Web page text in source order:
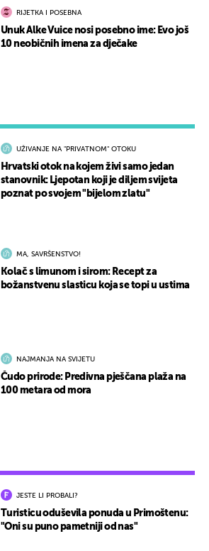
JESTE LI PROBALI?
Turisticu oduševila ponuda u Primoštenu:
"Oni su puno pametniji od nas"
UŽIVANJE NA "PRIVATNOM" OTOKU
Hrvatski otok na kojem živi samo jedan
stanovnik: Ljepotan koji je diljem svijeta
poznat po svojem "bijelom zlatu"
MA, SAVRŠENSTVO!
Kolač s limunom i sirom: Recept za
božanstvenu slasticu koja se topi u ustima
NAJMANJA NA SVIJETU
Čudo prirode: Predivna pješčana plaža na
100 metara od mora
RIJETKA I POSEBNA
Unuk Alke Vuice nosi posebno ime: Evo još
10 neobičnih imena za dječake